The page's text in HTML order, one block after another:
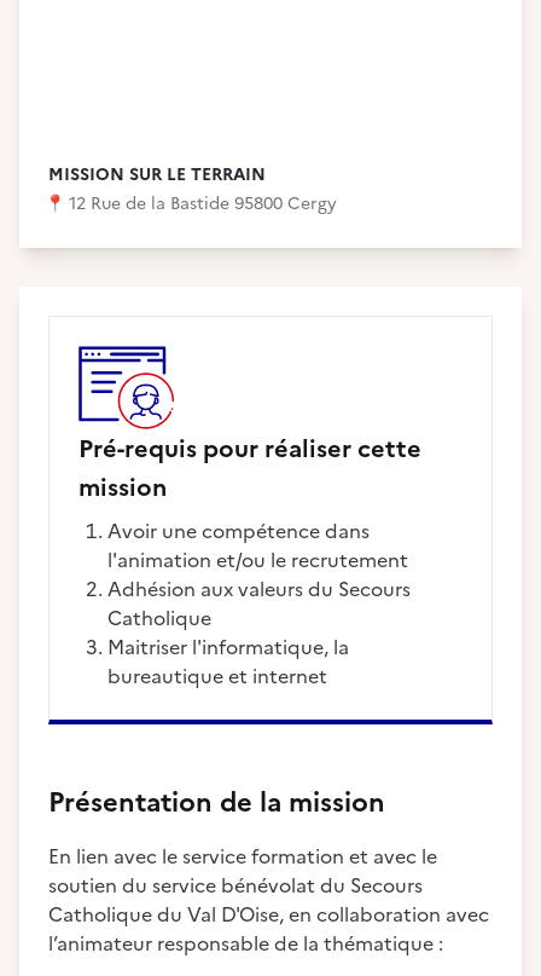
MISSION SUR LE TERRAIN
📍 12 Rue de la Bastide 95800 Cergy
Pré-requis pour réaliser cette
mission
avoir une compétence dans
l'animation et/ou le recrutement
adhésion aux valeurs du Secours
Catholique
maitriser l'informatique, la
bureautique et internet
Présentation de la mission
En lien avec le service formation et avec le
soutien du service bénévolat du Secours
Catholique du Val D'Oise, en collaboration avec
l’animateur responsable de la thématique :